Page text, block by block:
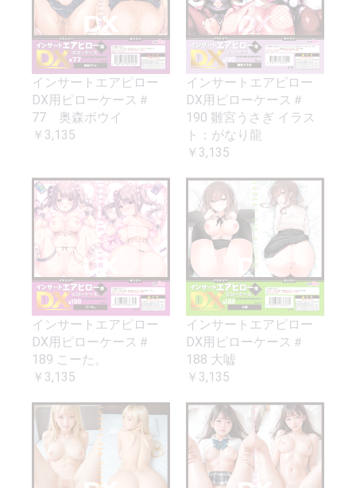
インサートエアピロー
DX用ピローケース＃
77 奥森ボウイ
￥3,135
インサートエアピロー
DX用ピローケース＃
190 雛宮うさぎ イラス
ト：がなり龍
￥3,135
インサートエアピロー
DX用ピローケース＃
189 こーた。
￥3,135
インサートエアピロー
DX用ピローケース＃
188 大嘘
￥3,135